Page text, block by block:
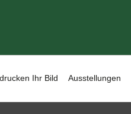
Ihr Bild Ausstellungen